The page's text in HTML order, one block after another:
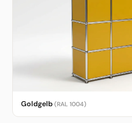
USM Haller Sideboard in Goldgelb –
– fotorealistische KI-Vorschau
Goldgelb(RAL 1004)